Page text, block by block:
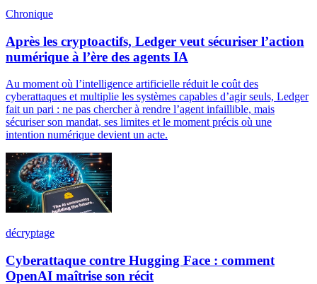
Chronique
Après les cryptoactifs, Ledger veut sécuriser l’action
numérique à l’ère des agents IA
Au moment où l’intelligence artificielle réduit le coût des
cyberattaques et multiplie les systèmes capables d’agir seuls, Ledger
fait un pari : ne pas chercher à rendre l’agent infaillible, mais
sécuriser son mandat, ses limites et le moment précis où une
intention numérique devient un acte.
décryptage
Cyberattaque contre Hugging Face : comment
OpenAI maîtrise son récit